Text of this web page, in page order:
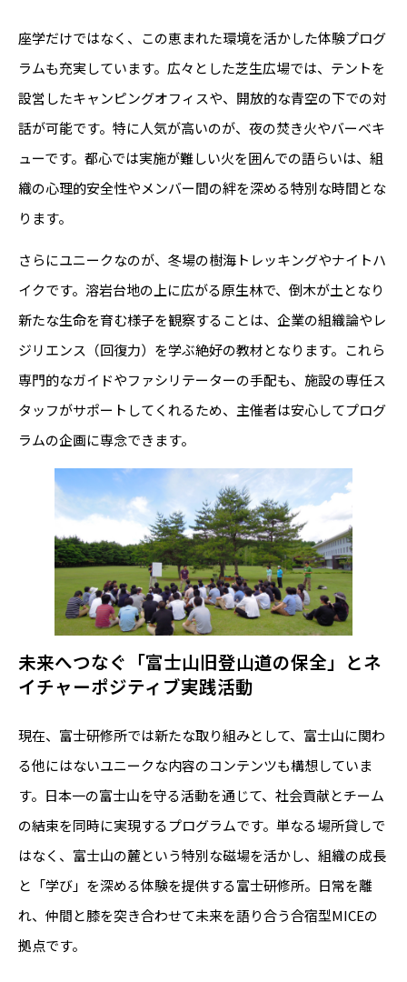
座学だけではなく、この恵まれた環境を活かした体験プログ
ラムも充実しています。広々とした芝生広場では、テントを
設営したキャンピングオフィスや、開放的な青空の下での対
話が可能です。特に人気が高いのが、夜の焚き火やバーベキ
ューです。都心では実施が難しい火を囲んでの語らいは、組
織の心理的安全性やメンバー間の絆を深める特別な時間とな
ります。
さらにユニークなのが、冬場の樹海トレッキングやナイトハ
イクです。溶岩台地の上に広がる原生林で、倒木が土となり
新たな生命を育む様子を観察することは、企業の組織論やレ
ジリエンス（回復力）を学ぶ絶好の教材となります。これら
専門的なガイドやファシリテーターの手配も、施設の専任ス
タッフがサポートしてくれるため、主催者は安心してプログ
ラムの企画に専念できます。
未来へつなぐ「富士山旧登山道の保全」とネ
イチャーポジティブ実践活動
現在、富士研修所では新たな取り組みとして、富士山に関わ
る他にはないユニークな内容のコンテンツも構想していま
す。日本一の富士山を守る活動を通じて、社会貢献とチーム
の結束を同時に実現するプログラムです。単なる場所貸しで
はなく、富士山の麓という特別な磁場を活かし、組織の成長
と「学び」を深める体験を提供する富士研修所。日常を離
れ、仲間と膝を突き合わせて未来を語り合う合宿型MICEの
拠点です。